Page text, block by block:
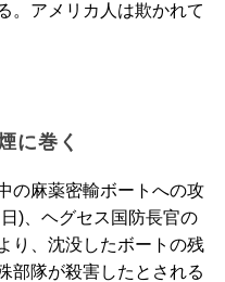
。アメリカ人は欺かれて
に巻く
の麻薬密輸ボートへの攻
)、ヘグセス国防長官の
り、沈没したボートの残
部隊が殺害したとされる